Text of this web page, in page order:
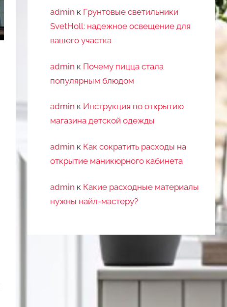
admin к Грунтовые светильники
SvetHoll: надежное освещение для
вашего участка
admin к Почему пицца стала
популярным блюдом
admin к Инструкция по открытию
магазина детской одежды
admin к Как сократить расходы на
открытие маникюрного кабинета
admin к Какие расходные материалы
нужны найл-мастеру?